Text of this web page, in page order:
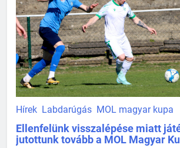
Hírek Labdarúgás MOL magyar kupa
Ellenfelünk visszalépése miatt
jutottunk tovább a MOL Magyar